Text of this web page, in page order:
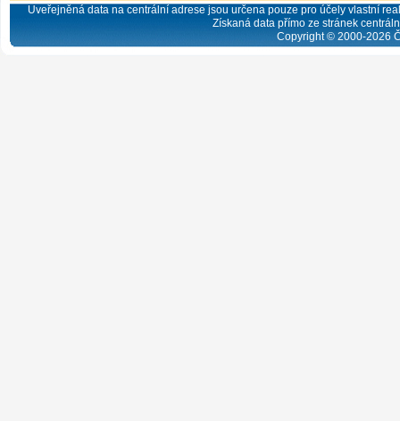
Uveřejněná data na centrální adrese jsou určena pouze pro účely vlastní
Získaná data přímo ze stránek
Copyright © 2000-2026